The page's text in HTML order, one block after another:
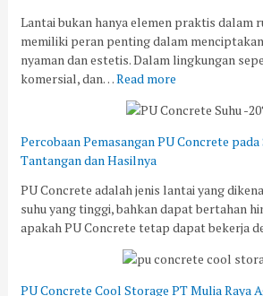
Lantai bukan hanya elemen praktis dalam
memiliki peran penting dalam
nyaman dan estetis. Dalam lingkungan
komersial, dan…Read more
Percobaan Pemasangan PU Concrete pada
Tantangan dan Hasilnya
PU Concrete adalah jenis lantai yang
suhu yang tinggi, bahkan dapat bertahan
apakah PU Concrete tetap dapat bekerja
PU Concrete Cool Storage PT Mulia Raya